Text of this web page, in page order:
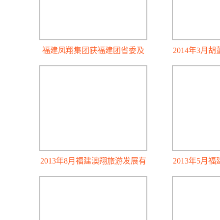
福建凤翔集团获福建团省委及 2014年3月胡
2013年8月福建澳翔旅游发展有 2013年5月福